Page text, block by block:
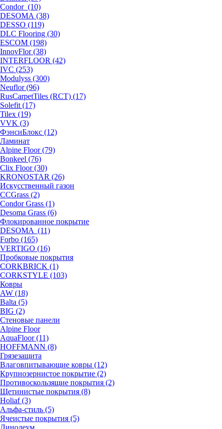
Condor (10)
DESOMA (38)
DESSO (119)
DLC Flooring (30)
ESCOM (198)
InnovFlor (38)
INTERFLOOR (42)
IVC (253)
Modulyss (300)
Neuflor (96)
RusCarpetTiles (RCT) (17)
Solefit (17)
Tilex (19)
VVK (3)
ФэнсиБлокс (12)
Ламинат
Alpine Floor (79)
Bonkeel (76)
Clix Floor (30)
KRONOSTAR (26)
Искусственный газон
CCGrass (2)
Condor Grass (1)
Desoma Grass (6)
Флокированное покрытие
DESOMA (11)
Forbo (165)
VERTIGO (16)
Пробковые покрытия
CORKBRICK (1)
CORKSTYLE (103)
Ковры
AW (18)
Balta (5)
BIG (2)
Стеновые панели
Alpine Floor
AquaFloor (11)
HOFFMANN (8)
Грязезащита
Влаговпитывающие ковры (12)
Крупнозернистое покрытие (2)
Противоскользящие покрытия (2)
Щетинистые покрытия (8)
Holiaf (3)
Альфа-стиль (5)
Ячеистые покрытия (5)
Линолеум